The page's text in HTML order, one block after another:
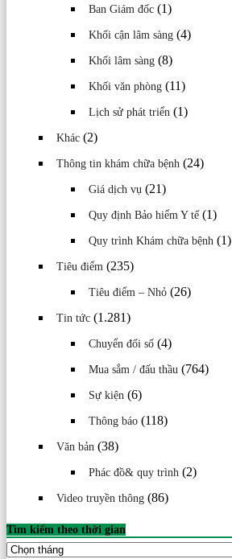
Ban Giám đốc (1)
Khối cận lâm sàng (4)
Khối lâm sàng (8)
Khối văn phòng (11)
Lịch sử phát triển (1)
Khác (2)
Thông tin khám chữa bệnh (24)
Giá dịch vụ (21)
Quy định Bảo hiểm Y tế(1)
Quy trình Khám chữa bệnh (1)
Tiêu điểm (235)
Tiêu điểm – Nhỏ (26)
Tin tức (1.281)
Chuyển đối số (4)
Mua sắm / đấu thầu (764)
Sự kiện (6)
Thông báo (118)
Văn bản (38)
Phác đồ& quy trình (2)
Video truyền thông (86)
Tìm kiếm theo thời gian
Tìm